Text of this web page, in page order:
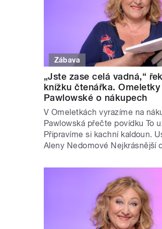
Zábava
„Jste zase celá vadná,“
knížku čtenářka. Omeletky
Pawlowské o nákupech
V Omeletkách vyrazíme na
Pawlowská přečte povídku To
Připravíme si kachní kaldoun.
Aleny Nedomové Nejkrásnější